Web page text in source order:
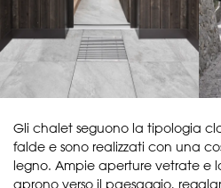
Gli chalet seguono la tipologia
falde e sono realizzati con una
legno. Ampie aperture vetrate e
aprono verso il paesaggio,